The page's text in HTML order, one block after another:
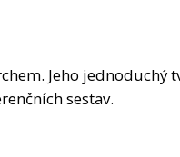
Jeho
sestav.